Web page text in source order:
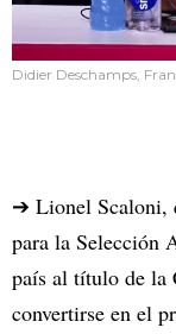
Didier Deschamps,
➔ Lionel Scaloni,
para la Selección
país al título de la
convertirse en el